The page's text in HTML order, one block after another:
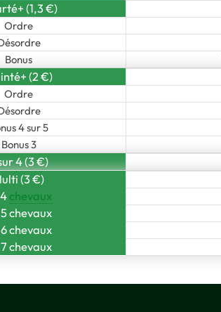
(1,3 €)
Ordre
Bonus
(2 €)
Ordre
4 sur 5
Bonus 3
4 (3 €)
(3 €)
chevaux
chevaux
chevaux
chevaux